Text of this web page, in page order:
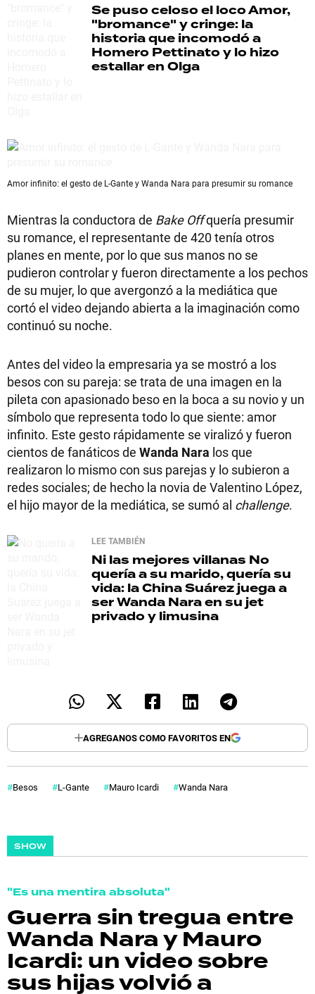
Se puso celoso el locoAmor,
"bromance" y cringe: la
historia que incomodó a
Homero Pettinato y lo hizo
estallar en Olga
Amor infinito: el gesto de L-Gante y Wanda Nara para presumir su romance
Mientras la conductora de Bake Offquería presumir
su romance, el representante de 420 tenía otros
planes en mente, por lo que sus manos no se
pudieron controlar y fueron directamente a los pechos
de su mujer, lo que avergonzó a la mediática que
cortó el video dejando abierta a la imaginación como
continuó su noche.
Antes del video la empresaria ya se mostró a los
besos con su pareja: se trata de una imagen en la
pileta con apasionado beso en la boca a su novio y un
símbolo que representa todo lo que siente: amor
infinito. Este gesto rápidamente se viralizó y fueron
cientos de fanáticos de Wanda Nara los que
realizaron lo mismo con sus parejas y lo subieron a
redes sociales; de hecho la novia de Valentino López,
el hijo mayor de la mediática, se sumó al challenge.
LEE TAMBIÉN
Ni las mejores villanas No
quería a su marido, quería su
vida: la China Suárez juega a
ser Wanda Nara en su jet
privado y limusina
AGREGANOS COMO FAVORITOS EN
Besos L-Gante Mauro Icardi Wanda Nara
SHOW
"Es una mentira absoluta"
Guerra sin tregua entre
Wanda Nara y Mauro
Icardi: un video sobre
sus hijas volvió a